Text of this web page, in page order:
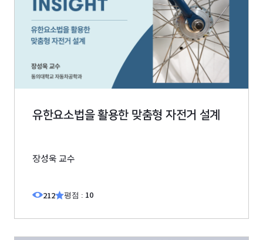
유한요소법을 활용한 맞춤형 자전거 설계
장성욱 교수
212 평점 : 10